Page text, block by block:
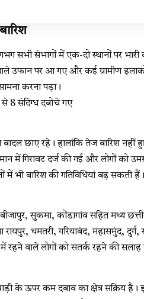
सभी संभागों में एक-दो स्थानों पर
उफान पर आ गए और कई ग्रामीण
करना पड़ा।
8 संदिग्ध दबोचे गए
बादल छाए रहे। हालांकि तेज बारिश
में गिरावट दर्ज की गई और लोगों को
भी बारिश की गतिविधियां बढ़ सकती हैं।
सुकमा, कोंडागांव सहित मध्य
धमतरी, गरियाबंद, महासमुंद,
रहने वाले लोगों को सतर्क रहने की सलाह
के ऊपर कम दबाव का क्षेत्र सक्रिय है।